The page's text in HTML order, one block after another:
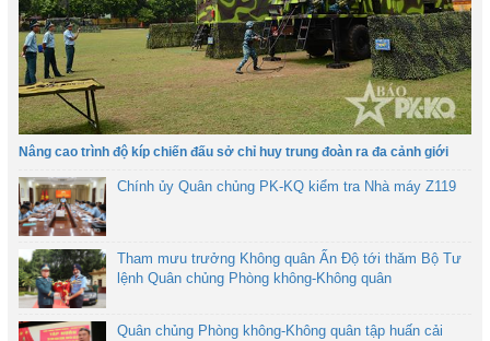
Nâng cao trình độ kíp chiến đấu sở chỉ huy trung đoàn ra đa cảnh giới
Chính ủy Quân chủng PK-KQ kiểm tra Nhà máy Z119
Tham mưu trưởng Không quân Ấn Độ tới thăm Bộ Tư
lệnh Quân chủng Phòng không-Không quân
Quân chủng Phòng không-Không quân tập huấn cải